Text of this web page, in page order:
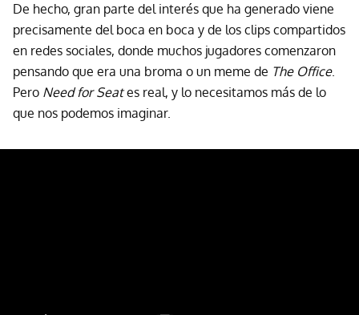
De hecho, gran parte del interés que ha generado viene
precisamente del boca en boca y de los clips compartidos
en redes sociales, donde muchos jugadores comenzaron
pensando que era una broma o un meme de The Office.
Pero Need for Seates real, y lo necesitamos más de lo
que nos podemos imaginar.